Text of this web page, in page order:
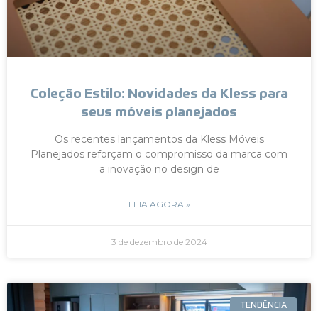
Coleção Estilo: Novidades da Kless para
seus móveis planejados
Os recentes lançamentos da Kless Móveis
Planejados reforçam o compromisso da marca com
a inovação no design de
LEIA AGORA »
3 de dezembro de 2024
TENDÊNCIA